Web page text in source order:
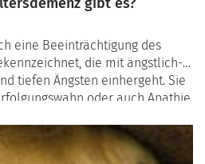
eine Beeinträchtigung des
die mit ängstlich-
tiefen Ängsten einhergeht. Sie
oder auch Apathie